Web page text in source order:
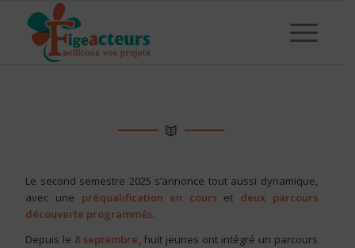
Le second semestre 2025 s’annonce tout aussi dynamique,
avec une préqualification en courset deux parcours
découverte programmés.
Depuis le 8 septembre, huit jeunes ont intégré un parcours